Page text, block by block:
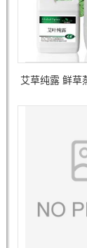
艾草纯露 鲜草